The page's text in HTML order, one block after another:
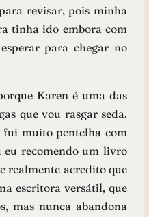
revisar, pois minha
tinha ido embora com
para chegar no
Karen é uma das
que vou rasgar seda.
fui muito pentelha com
eu recomendo um livro
realmente acredito que
escritora versátil, que
mas nunca abandona